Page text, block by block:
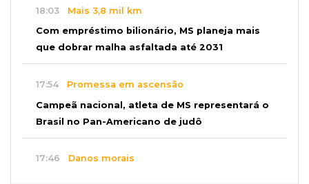
18:03 Mais 3,8 mil km
Com empréstimo bilionário, MS planeja mais
que dobrar malha asfaltada até 2031
17:54 Promessa em ascensão
Campeã nacional, atleta de MS representará o
Brasil no Pan-Americano de judô
17:46 Danos morais